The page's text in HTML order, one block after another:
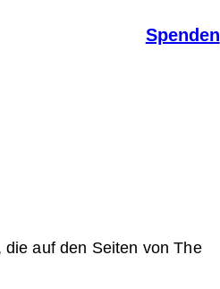
Spenden
auf den Seiten von The